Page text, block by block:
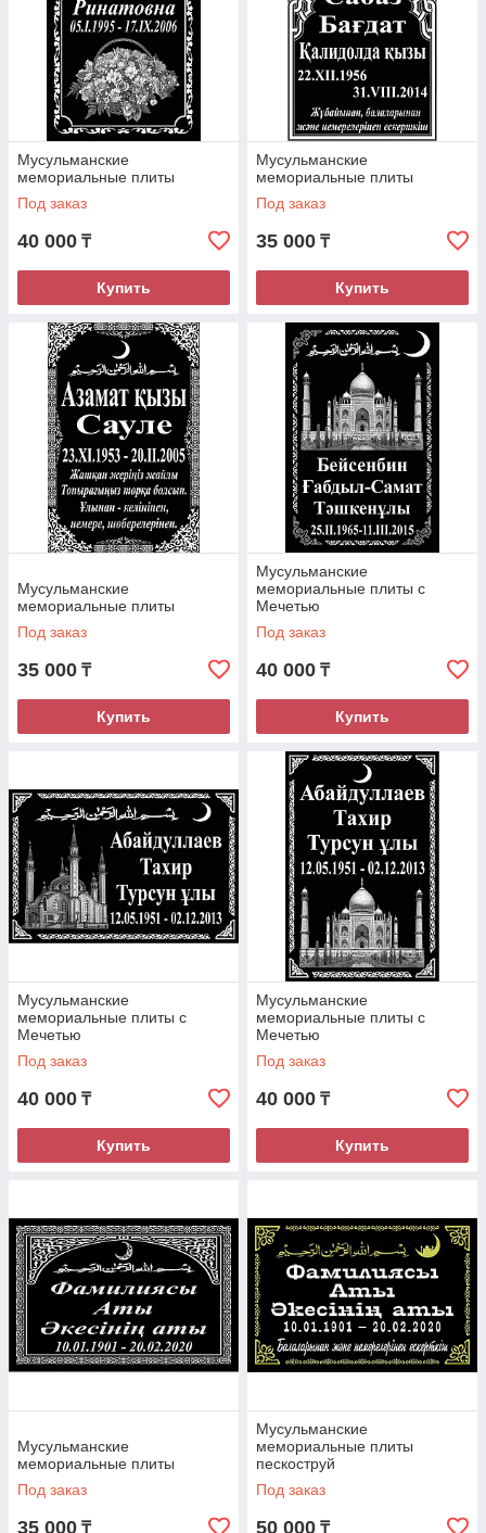
Мусульманские
мемориальные плиты
Под заказ
40 000 ₸
Купить
Мусульманские
мемориальные плиты
Под заказ
35 000 ₸
Купить
Мусульманские
мемориальные плиты
Под заказ
35 000 ₸
Купить
Мусульманские
мемориальные плиты с
Мечетью
Под заказ
40 000 ₸
Купить
Мусульманские
мемориальные плиты с
Мечетью
Под заказ
40 000 ₸
Купить
Мусульманские
мемориальные плиты с
Мечетью
Под заказ
40 000 ₸
Купить
Мусульманские
мемориальные плиты
Под заказ
35 000 ₸
Мусульманские
мемориальные плиты
пескоструй
Под заказ
50 000 ₸